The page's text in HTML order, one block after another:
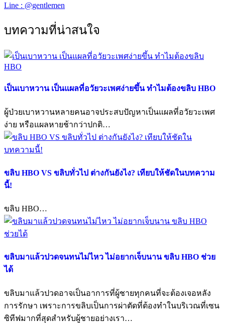
Line : @gentlemen
บทความที่น่าสนใจ
เป็นเบาหวาน เป็นแผลที่อวัยวะเพศง่ายขึ้น ทำไมต้องขลิบ HBO
ผู้ป่วยเบาหวานหลายคนอาจประสบปัญหาเป็นแผลที่อวัยวะเพศ
ง่าย หรือแผลหายช้ากว่าปกติ…
ขลิบ HBO VS ขลิบทั่วไป ต่างกันยังไง? เทียบให้ชัดในบทความ
นี้!
ขลิบ HBO…
ขลิบมาแล้วปวดจนทนไม่ไหว ไม่อยากเจ็บนาน ขลิบ HBO ช่วย
ได้
ขลิบมาแล้วปวดอาจเป็นอาการที่ผู้ชายทุกคนที่จะต้องเจอหลัง
การรักษา เพราะการขลิบเป็นการผ่าตัดที่ต้องทำในบริเวณที่เซน
ซิทีฟมากที่สุดสำหรับผู้ชายอย่างเรา…